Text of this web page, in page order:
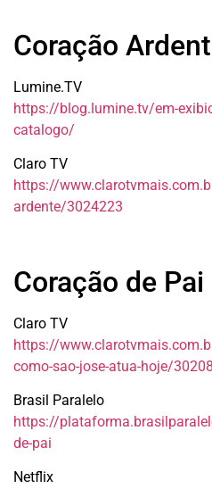
Coração
Lumine.TV
https://blog.lumine.tv/em-
catalogo/
Claro TV
https://
ardente/3024223
Coração de Pai
Claro TV
https://
como-sao-jose-atua-hoje/
Brasil Paralelo
https://
de-pai
Netflix